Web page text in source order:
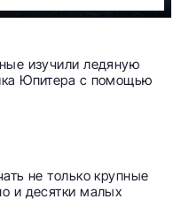
изучили ледяную
Юпитера с помощью
не только крупные
и десятки малых